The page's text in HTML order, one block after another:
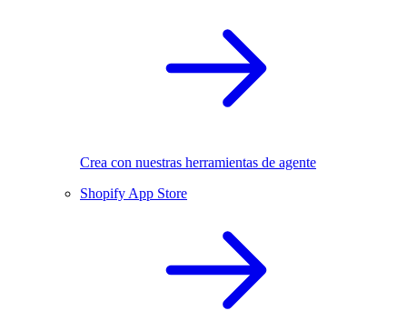
Crea con nuestras herramientas de agente
Shopify App Store